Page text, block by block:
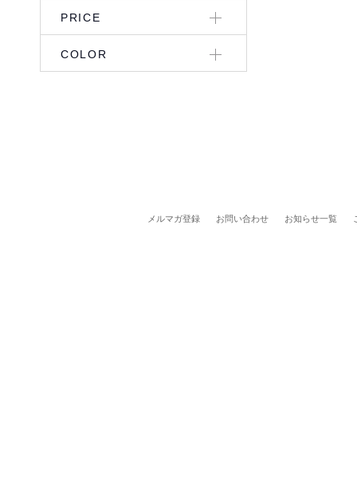
PRICE
COLOR
メルマガ登録 お問い合わせ お知らせ一覧